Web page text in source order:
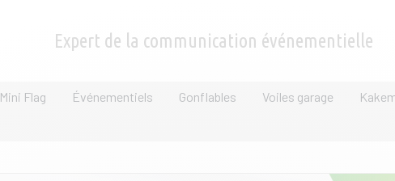
Expert de la communication événementielle
Mini Flag Événementiels Gonflables Voiles garage